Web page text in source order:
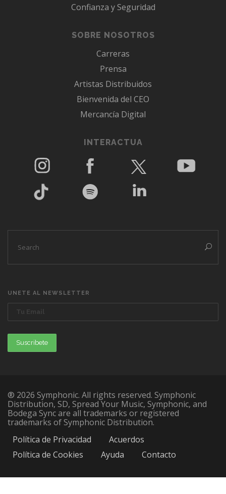
Confianza y Seguridad
SOBRE NOSOTROS
Carreras
Prensa
Artistas Distribuidos
Bienvenida del CEO
Mercancía Digital
INTERACTUA
UNETE AL NEWSLETTER
® 2026 Symphonic. All rights reserved. Symphonic
Distribution, SD, Spread Your Music, Symphonic, and
Bodega Sync are all trademarks or registered
trademarks of Symphonic Distribution.
Política de Privacidad
Acuerdos
Política de Cookies
Ayuda Contacto